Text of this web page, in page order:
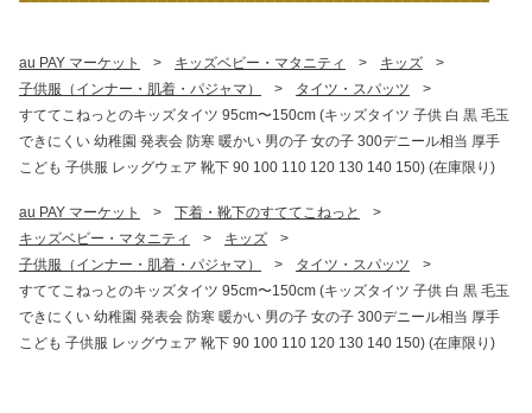
au PAY マーケット > キッズベビー・マタニティ > キッズ
>
子供服（インナー・肌着・パジャマ）
> タイツ・スパッツ
>
すててこねっとのキッズタイツ 95cm〜150cm (キッズタイツ 子供 白 黒 毛玉
できにくい 幼稚園 発表会 防寒 暖かい 男の子 女の子 300デニール相当 厚手
こども 子供服 レッグウェア 靴下 90 100 110 120 130 140 150) (在庫限り)
au PAY マーケット > 下着・靴下のすててこねっと
>
キッズベビー・マタニティ
> キッズ
>
子供服（インナー・肌着・パジャマ）
> タイツ・スパッツ
>
すててこねっとのキッズタイツ 95cm〜150cm (キッズタイツ 子供 白 黒 毛玉
できにくい 幼稚園 発表会 防寒 暖かい 男の子 女の子 300デニール相当 厚手
こども 子供服 レッグウェア 靴下 90 100 110 120 130 140 150) (在庫限り)